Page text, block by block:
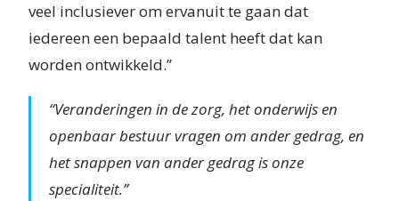
veel inclusiever om ervanuit te gaan dat
iedereen een bepaald talent heeft dat kan
worden ontwikkeld.”
“Veranderingen in de zorg, het onderwijs en
openbaar bestuur vragen om ander gedrag, en
het snappen van ander gedrag is onze
specialiteit.”